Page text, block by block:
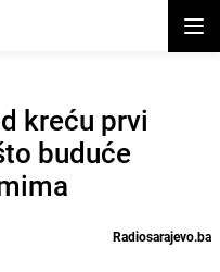
kreću prvi
buduće
Radiosarajevo.ba